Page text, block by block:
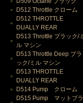
D512 Throttle クローム
D512 THROTTLE
DUALLY REAR
D513 Throttle ブラック/ミ
ル マシン
D513 Throttle Deep ブラ
ック/ミル マシン
D513 THROTTLE
DUALLY REAR
D514 Pump クローム
D515 Pump マットブラ